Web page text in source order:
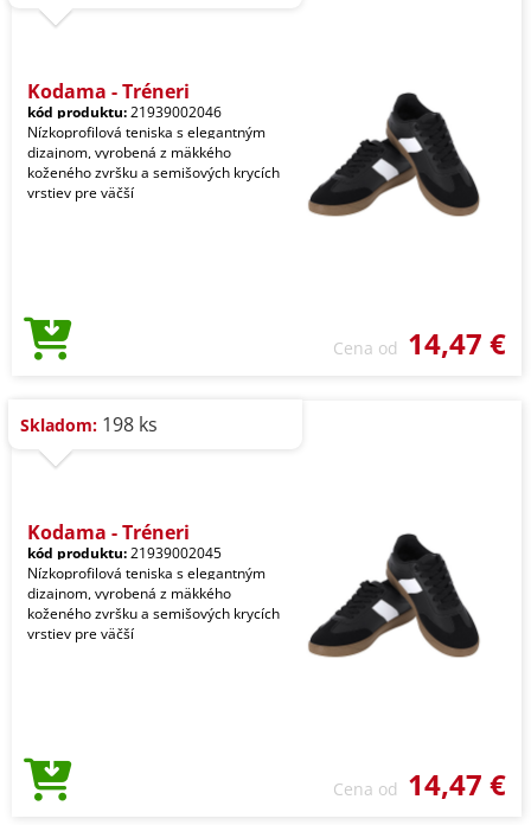
Kodama - Tréneri
kód produktu:21939002046
Nízkoprofilová teniska s elegantným
dizajnom, vyrobená z mäkkého
koženého zvršku a semišových krycích
vrstiev pre väčší
Cena od 14,47 €
Skladom: 198 ks
Kodama - Tréneri
kód produktu:21939002045
Nízkoprofilová teniska s elegantným
dizajnom, vyrobená z mäkkého
koženého zvršku a semišových krycích
vrstiev pre väčší
Cena od 14,47 €